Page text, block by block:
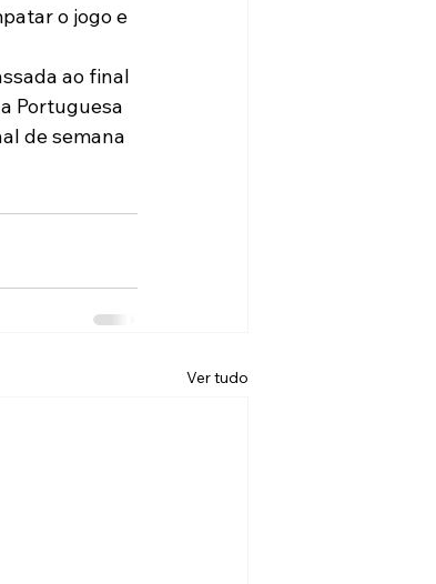
o jogo e
ao final
Portuguesa
de semana
Ver tudo